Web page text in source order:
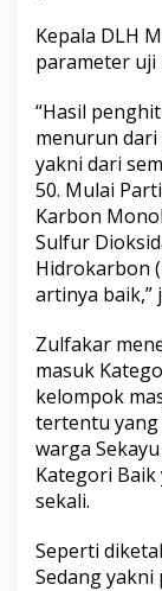
Kepala DLH
parameter uji
“Hasil
menurun
yakni dari
50. Mulai
Karbon
Sulfur
Hidrokarbon
artinya baik,”
Zulfakar
masuk
kelompok
tertentu yang
warga
Kategori
sekali.
Seperti
Sedang yakni